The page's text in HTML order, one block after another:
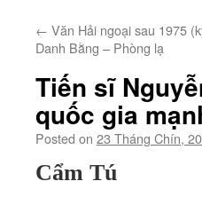
← Văn Hải ngoại sau 1975
Danh Bằng – Phòng lạ
Tiến sĩ
quốc gia
Posted on 23 Tháng Chín,
Cẩm Tú